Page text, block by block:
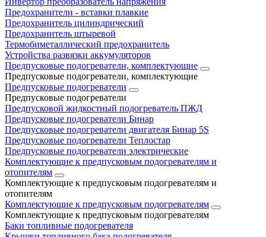
Предохранители - вставки плавкие
Предохранитель цилиндрический
Предохранитель штыревой
Термобиметаллический предохранитель
Устройства развязки аккумуляторов
Предпусковые подогреватели, комплектующие
Предпусковые подогреватели, комплектующие
Предпусковые подогреватели
Предпусковые подогреватели
Предпусковой жидкостный подогреватель ПЖД
Предпусковые подогреватели Бинар
Предпусковые подогреватели двигателя Бинар 5S
Предпусковые подогреватели Теплостар
Предпусковые подогреватели электрические
Комплектующие к предпусковым подогревателям и
отопителям
Комплектующие к предпусковым подогревателям и
отопителям
Комплектующие к предпусковым подогревателям
Комплектующие к предпусковым подогревателям
Баки топливные подогревателя